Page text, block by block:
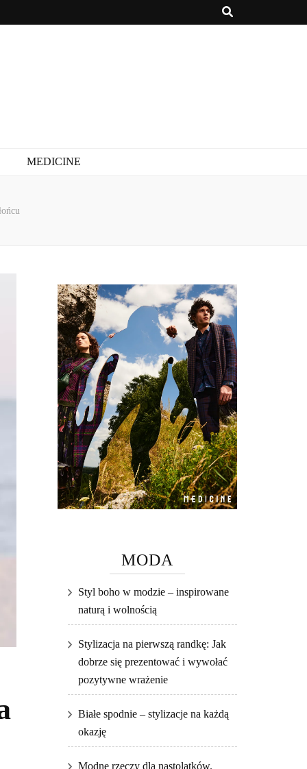
MEDICINE
MODA
Styl boho w modzie – inspirowane
naturą i wolnością
Stylizacja na pierwszą randkę: Jak
dobrze się prezentować i wywołać
pozytywne wrażenie
Białe spodnie – stylizacje na każdą
okazję
Modne rzeczy dla nastolatków.